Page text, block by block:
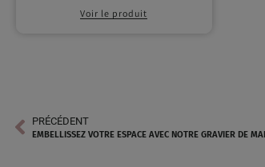
Voir le produit
PRÉCÉDENT
EMBELLISSEZ VOTRE ESPACE AVEC NOTRE GRAVIER DE